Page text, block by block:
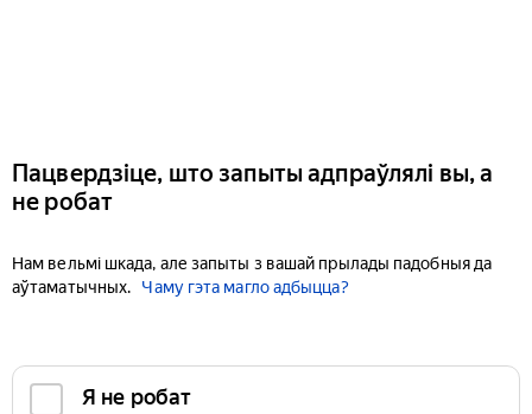
Пацвердзіце, што запыты адпраўлялі вы, а
не робат
Нам вельмі шкада, але запыты з вашай прылады падобныя да
аўтаматычных.
Чаму гэта магло адбыцца?
Я не робат